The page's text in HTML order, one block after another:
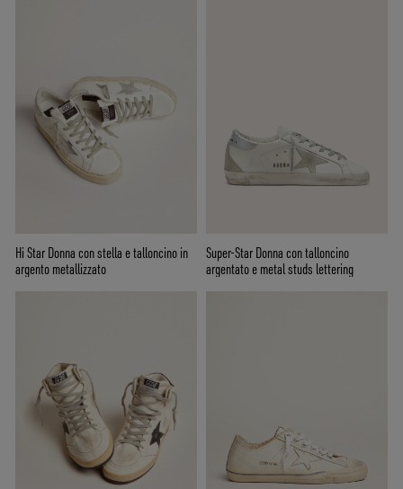
Hi Star Donna con stella e talloncino in
argento metallizzato
Super-Star Donna con talloncino
argentato e metal studs lettering